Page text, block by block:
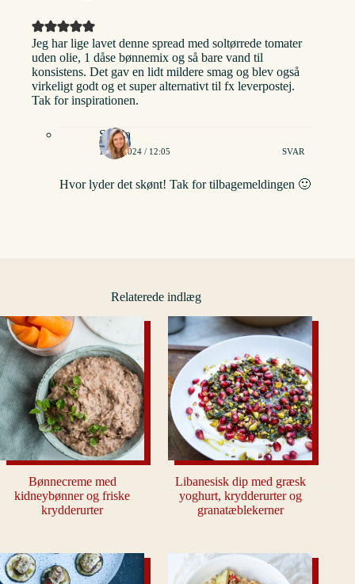
Jeg har lige lavet denne spread med soltørrede tomater
uden olie, 1 dåse bønnemix og så bare vand til
konsistens. Det gav en lidt mildere smag og blev også
virkeligt godt og et super alternativt til fx leverpostej.
Tak for inspirationen.
Stinna
14/05/2024 / 12:05 SVAR
Hvor lyder det skønt! Tak for tilbagemeldingen 🙂
Relaterede indlæg
Bønnecreme med
kidneybønner og friske
krydderurter
Libanesisk dip med græsk
yoghurt, krydderurter og
granatæblekerner